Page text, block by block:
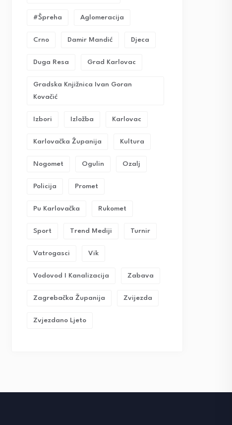
#Špreha Aglomeracija
Crno Damir Mandić Djeca
Duga Resa Grad Karlovac
Gradska Knjižnica Ivan Goran
Kovačić
Izbori Izložba Karlovac
Karlovačka Županija Kultura
Nogomet Ogulin Ozalj
Policija Promet
Pu Karlovačka Rukomet
Sport Trend Mediji Turnir
Vatrogasci Vik
Vodovod I Kanalizacija Zabava
Zagrebačka Županija Zvijezda
Zvjezdano Ljeto